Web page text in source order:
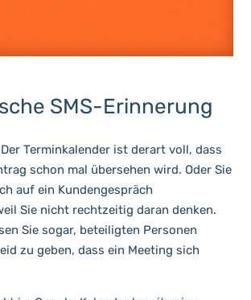
SMS-Erinnerung
Der Terminkalender ist derart voll, dass
schon mal übersehen wird. Oder Sie
auf ein Kundengespräch
Sie nicht rechtzeitig daran denken.
Sie sogar, beteiligten Personen
zu geben, dass ein Meeting sich